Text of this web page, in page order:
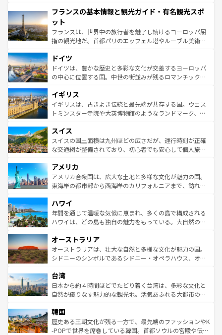
ませてくれるイタリアで、忘れられない旅をしてみよう！
なお、新着のイタリア情報は
しい。
文化が根付くこの国では、情熱的なフラメンコ、熱気あふ
れる闘牛、そして美味しいタパスが生活の一部となってい
る。首都マドリードの洗練された雰囲気や、バルセロナの
アートに溢れた街角から、地方では古代ローマ遺跡や中世
せる。地方によって風土や気候が異なるスペインはその個
性で訪れる人を魅了する。 なお、新着のスペイン情報は コ
ンテンツ一覧を参照してほしい。
フランスの基本情報と観光ガイド・有名観光スポ
ット
フランスは、世界中の旅行者を魅了し続けるヨーロッパ屈
指の観光地だ。首都パリのエッフェル塔やルーブル美術館
で、幅広い魅力が詰まっている。華麗な宮殿、歴史的な大
聖堂、美しいビーチ、そして豊かな自然が、訪れる者を心
から魅了する。また、フランスは美食の国としても知ら
いる。シャンパンの発祥地であるランス、プロヴァンスの
香り高いラベンダー畑など、多彩な楽しみ方が可能だ。さ
らに、パリ以外の地域にも魅力が溢れており、どの街角に
れる地方に足を運ぶとそれぞれで全く異なる文化を体験で
きるだろう。 なお、新着のフランス情報はコンテンツ一覧
を参照してほしい。
ドイツ
ドイツは、豊かな歴史と多彩な文化が交差するヨーロッパ
の中心に位置する国。中世の街並みが残るロマンチック街
顔を持つこの国は、どこを歩いても飽きることがない。ベ
ルリンの文化的活気、バイエルン州のアルプスの絶景、そ
してライン川沿いのワイン畑といった風景は必見。ビール
は、お酒好きな人にはぜひ体験してほしい。 なお、新着の
ドイツ情報はコンテンツ一覧を参照してほしい。
イギリス
イギリスは、古きよき伝統と最先端が共存する国。ウェス
トミンスター寺院や大英博物館のようなランドマーク、歴
リアごとに異なる魅力がある。また、優雅なアフタヌーン
ティー、ビール好きにはたまらない英国パブ、サッカー観
戦など、本場だからこそできる体験も豊富。イギリスを旅
ンツ一覧を参照してほしい。
スイス
スイスの国土面積は九州ほどの広さだが、運行時刻が正確
な交通網が整備されており、初心者でも安心して個人旅行
の建物がそのまま残る町や、スイスならではのユニークな
博物館もあり、アルプス観光だけでなく町歩きも満喫する
ことができる。国民の所得が高いため物価も高いが、旅行
ば市内交通費無料で観光を楽しむこともできる。 なお、新
着のスイス情報はコンテンツ一覧 を参照してほしい。
アメリカ
アメリカ合衆国は、広大な土地と多様な文化が魅力の国。
東海岸の都市部から西海岸のカリフォルニアまで、訪れる
のような巨大都市は、観光、ショッピング、エンターテイ
ンメントが詰まった刺激的なスポットだ。一方、アメリカ
西部には大自然が広がり、グランドキャニオンやイエロー
部のニューオーリンズでは、音楽と美食が融合した独特の
文化が魅力。旅行者はアメリカの各地域で異なる魅力を楽
しみながら、その多様性と豊かな歴史を感じることができ
ならではの贅沢な旅のスタイルだ。 なお、新着のアメリカ
情報はコンテンツ一覧を参照してほしい。
ハワイ
年間を通じて温暖な気候に恵まれ、多くの島で構成される
ハワイは、どの島も独自の魅力をもっている。大自然の神
ワイ島は見逃せない。また、定番の観光地といえばオアフ
島だが、静かな自然を求めるならマウイ島やカウアイ島が
おすすめ。エメラルドグリーンに輝く海をはじめ、豊かな
れるおもてなしの心で訪れる人々を迎えてくれるハワイの
人々、おいしいローカルフードやハワイアンミュージッ
ク、伝統的なフラダンスなど、すべてがハワイの魅力を彩
ワイを、存分に味わってほしい。 なお、新着のハワイ情報
はコンテンツ一覧を参照してほしい。
オーストラリア
オーストラリアは、壮大な自然と多様な文化が魅力の国。
シドニーのシンボルであるシドニー・オペラハウス、オー
リアリーフや大陸中央部にそびえるウルル（エアーズロッ
ク）、タスマニアの美しい原生林やケアンズの熱帯雨林な
ど、見どころがたくさん。また、カフェやワイン、オージ
いる。アクティビティも充実しており、サーフィンやダイ
ビング、ハイキングなど、アウトドア好きにはたまらな
い。オーストラリアの多彩な魅力を存分に味わいつくそ
台湾
日本から約４時間ほどでたどり着く台湾は、多彩な文化と
自然が織りなす魅力的な観光地。活気あふれる大都市の台
ン）、静ひつな山岳地帯である台湾東部など、都市の喧騒
と山間の静けさが共存しており、訪れる人に新しい発見と
驚きをもたらしてくれる。また、奥深い台湾の食文化も魅
韓国
歴史ある王朝文化が残る一方で、最先端のファッションやK
-POPで世界を席巻している韓国。首都ソウルの宮殿や伝統